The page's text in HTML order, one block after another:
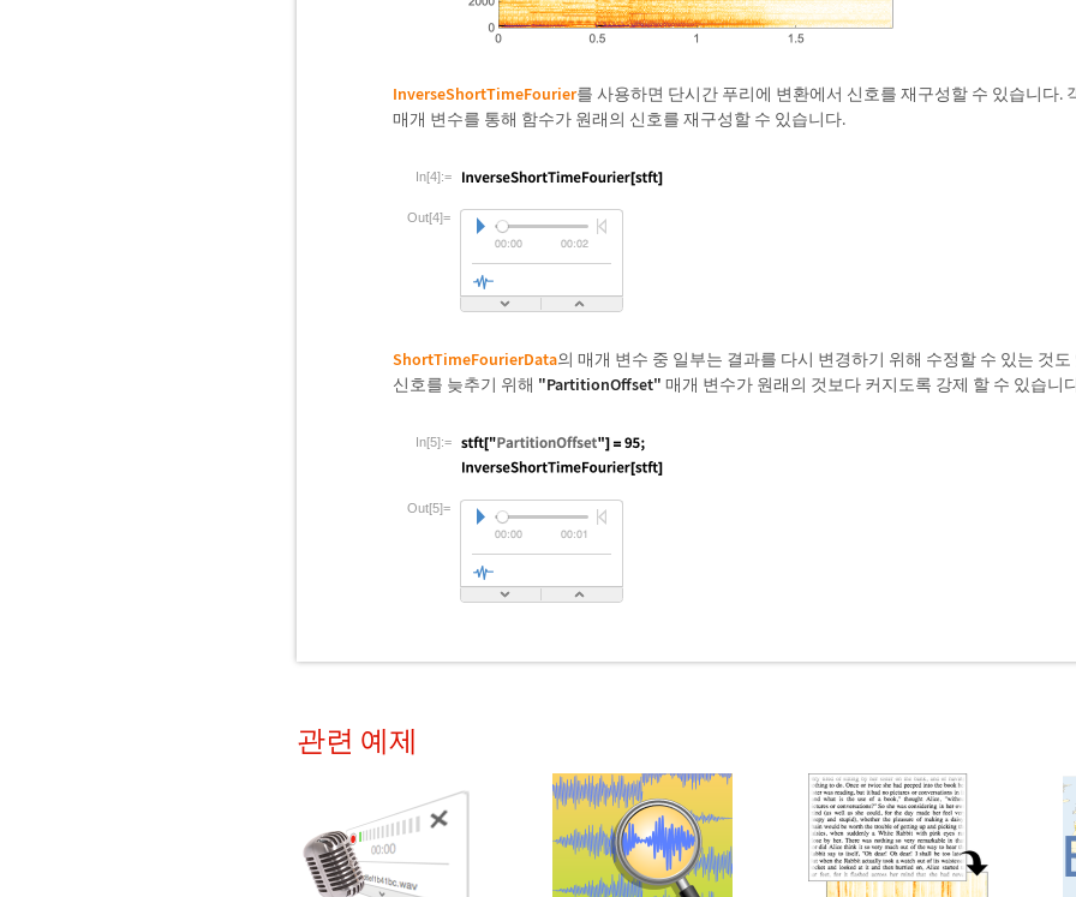
InverseShortTimeFourier를 사용하면 단시간 푸리에 변환에서 신호를 재구성할 수 있습니다.
매개 변수를 통해 함수가 원래의 신호를 재구성할 수 있습니다.
In[4]:=
Out[4]=
ShortTimeFourierData의 매개 변수 중 일부는 결과를 다시 변경하기 위해 수정할 수 있는 것
신호를 늦추기 위해 "PartitionOffset" 매개 변수가 원래의 것보다 커지도록 강제 할 수 있습니
In[5]:=
Out[5]=
관련 예제